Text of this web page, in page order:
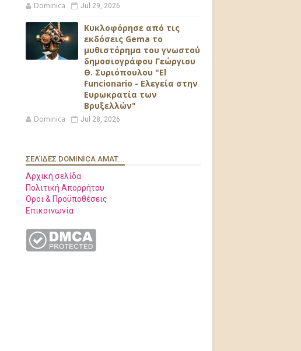
Dominica Jul 29, 2026
Κυκλοφόρησε από τις
εκδόσεις Gema το
μυθιστόρημα του γνωστού
δημοσιογράφου Γεώργιου
Θ. Συριόπουλου "El
Funcionario - Ελεγεία στην
Ευρωκρατία των
Βρυξελλών"
Dominica Jul 28, 2026
ΣΕΛΊΔΕΣ DOMINICA AMAT...
Αρχική σελίδα
Πολιτική Απορρήτου
Όροι & Προϋποθέσεις
Επικοινωνία